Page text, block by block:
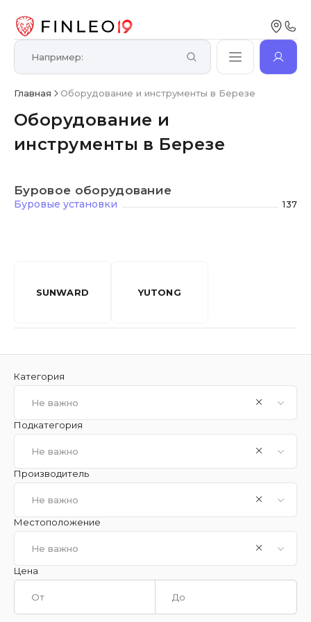
Главная Оборудование и инструменты в Березе
Оборудование и
инструменты в Березе
Буровое оборудование
Буровые установки 137
SUNWARD YUTONG
Категория
Не важно
Подкатегория
Не важно
Производитель
Не важно
Местоположение
Не важно
Цена